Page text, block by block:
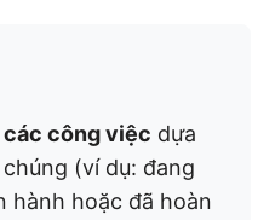
các công việc dựa
(ví dụ: đang
hành hoặc đã hoàn